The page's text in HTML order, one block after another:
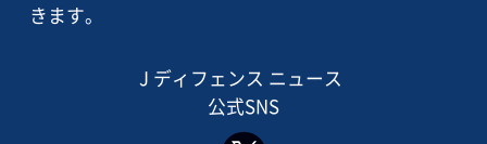
きます。
J ディフェンス ニュース
公式SNS